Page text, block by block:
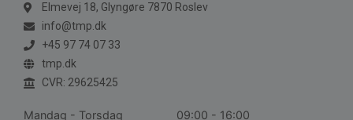
Elmevej 18, Glyngøre 7870 Roslev
info@tmp.dk
+45 97 74 07 33
tmp.dk
CVR: 29625425
Mandag - Torsdag
09:00 - 16:00